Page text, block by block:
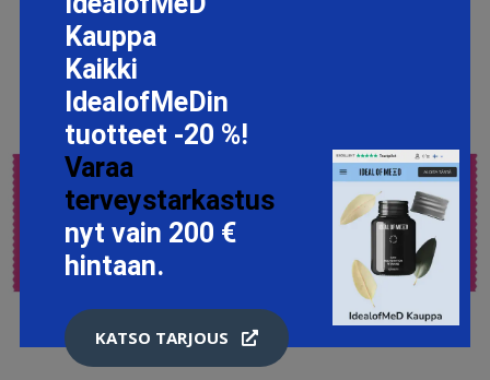
Kauppa
Kaikki
IdealofMeDin
tuotteet -20 %!
Varaa
terveystarkastus
nyt vain 200 €
hintaan.
KATSO TARJOUS